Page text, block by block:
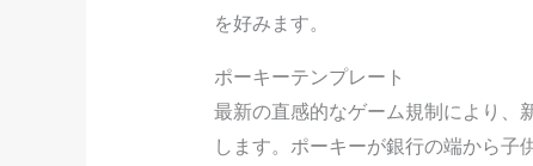
を好みます。
ポーキーテンプレート
最新の直感的なゲーム規制により、
します。ポーキーが銀行の端から子